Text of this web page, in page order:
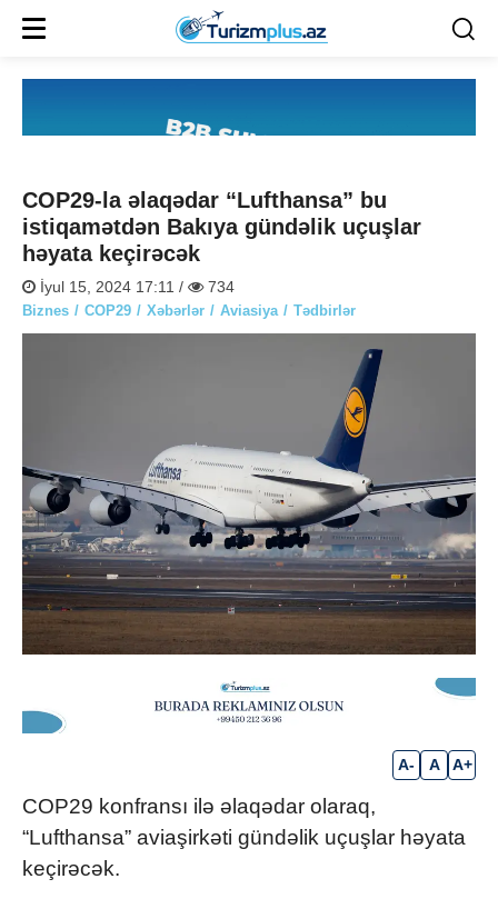
COP29-la əlaqədar “Lufthansa” bu
istiqamətdən Bakıya gündəlik uçuşlar
həyata keçirəcək
İyul 15, 2024 17:11 / 734
Biznes COP29 Xəbərlər Aviasiya Tədbirlər
A- A A+
COP29 konfransı ilə əlaqədar olaraq,
“Lufthansa” aviaşirkəti gündəlik uçuşlar həyata
keçirəcək.